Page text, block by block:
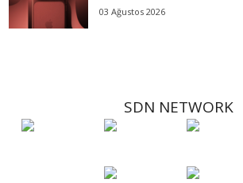
03 Ağustos 2026
SDN NETWORK